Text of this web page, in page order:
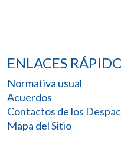
ENLACES
Normativa usual
Acuerdos
Contactos de los
Mapa del Sitio